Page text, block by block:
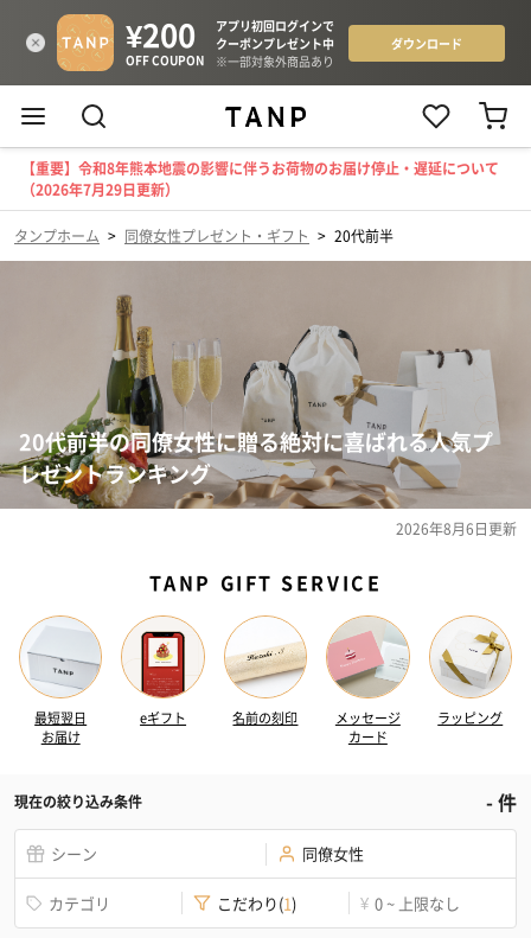
【重要】令和8年熊本地震の影響に伴うお荷物のお届け停止・遅延について
（2026年7月29日更新）
タンプホーム > 同僚女性プレゼント・ギフト > 20代前半
20代前半の同僚女性に贈る絶対に喜ばれる人気プ
レゼントランキング
2026年8月6日更新
TANP GIFT SERVICE
最短翌日
お届け
eギフト 名前の刻印
メッセージ
カード
ラッピング
現在の絞り込み条件 -件
シーン 同僚女性
カテゴリ こだわり(1) ¥ 0 ~ 上限なし